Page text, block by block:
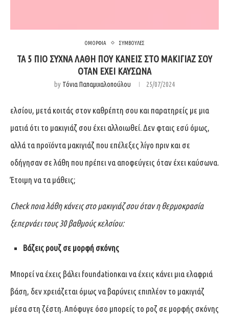
ΟΜΟΡΦΙΑ ΣΥΜΒΟΥΛΕΣ
ΤΑ 5 ΠΙΟ ΣΥΧΝΑ ΛΑΘΗ ΠΟΥ ΚΑΝΕΙΣ ΣΤΟ ΜΑΚΙΓΙΑΖ ΣΟΥ
ΟΤΑΝ ΕΧΕΙ ΚΑΥΣΩΝΑ
by Τόνια Παπαμιχαλοπούλου 25/07/2024
ελσίου, μετά κοιτάς στον καθρέπτη σου και παρατηρείς με μια
ματιά ότι το μακιγιάζ σου έχει αλλοιωθεί. Δεν φταις εσύ όμως,
αλλά τα προϊόντα μακιγιάζ που επέλεξες λίγο πριν και σε
οδήγησαν σε λάθη που πρέπει να αποφεύγεις όταν έχει καύσωνα.
Έτοιμη να τα μάθεις;
Checkποια λάθη κάνεις στο μακιγιάζ σου όταν η θερμοκρασία
ξεπερνάει τους 30 βαθμούς κελσίου:
Βάζεις ρουζ σε μορφή σκόνης
Μπορεί να έχεις βάλει foundationκαι να έχεις κάνει μια ελαφριά
βάση, δεν χρειάζεται όμως να βαρύνεις επιπλέον το μακιγιάζ
μέσα στη ζέστη. Απόφυγε όσο μπορείς το ροζ σε μορφής σκόνης